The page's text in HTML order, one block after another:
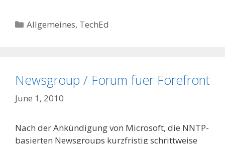
Categories
Allgemeines, TechEd
Newsgroup / Forum fuer Forefront
June 1, 2010
Nach der Ankündigung von Microsoft, die NNTP-
basierten Newsgroups kurzfristig schrittweise